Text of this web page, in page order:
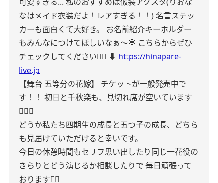
なはメイド衣装だよ！レアすぎる！！)名言ステッ
カーも面白くて大好き。
お名前紹介キーホルダー
もみんなにつけてほしいなぁ〜💭 こちらからぜひ
チェックしてください👌🏻 ⬇️ https://hinapare-
live.jp
【舞台 五等分の花嫁】
チケットが一般発売中で
す！！ 初日と千秋楽も、見切れ席が空いています
🙆🏻‍♀️
どうか私たち四期生の成長と五つ子の成長、どちら
も見届けていただけると幸いです。
今日の休憩時間もセリフ思い出したり同じ一花役の
きらりとどう演じるか相談したりで 毎日頑張って
おります👍🏻